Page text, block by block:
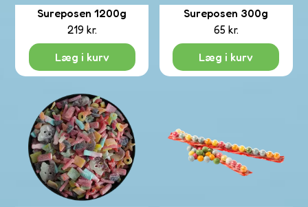
Sureposen 1200g
219 kr.
Læg i kurv
Sureposen 300g
65 kr.
Læg i kurv